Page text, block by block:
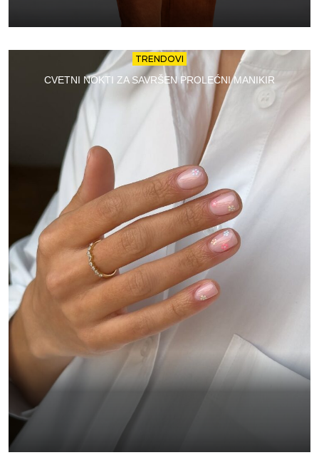
TRENDOVI
CVETNI NOKTI ZA SAVRŠEN PROLEĆNI MANIKIR